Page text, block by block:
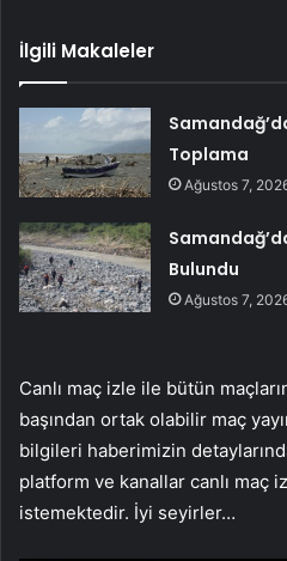
İlgili Makaleler
Toplama
Ağustos 7,
Bulundu
Ağustos 7,
Canlı maç izle ile bütün
başından ortak olabilir maç
bilgileri haberimizin
platform ve kanallar canlı maç
istemektedir. İyi seyirler…